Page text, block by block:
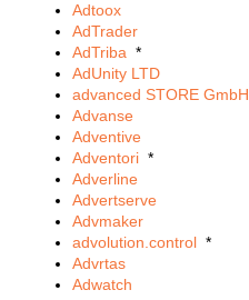
Adtoox
AdTrader
AdTriba *
AdUnity LTD
advanced STORE GmbH
Advanse
Adventive
Adventori *
Adverline
Advertserve
Advmaker
advolution.control *
Advrtas
Adwatch